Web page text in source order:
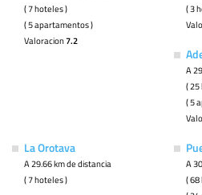
( 7 hoteles )
( 5 apartamentos )
Valoracion7.2
( 3
A
(
( 5
La Orotava
A 29.66 km de distancia
( 7 hoteles )
A
(